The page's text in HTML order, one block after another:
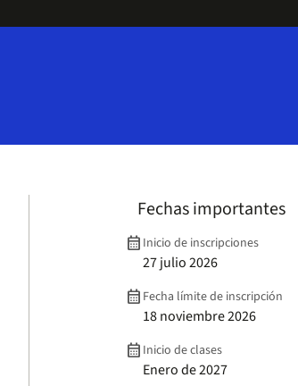
Fechas importantes
calendar_month Inicio de inscripciones
27 julio 2026
calendar_month Fecha límite de inscripción
18 noviembre 2026
calendar_month Inicio de clases
Enero de 2027